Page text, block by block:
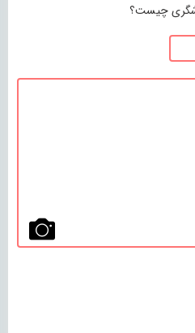
چیست؟